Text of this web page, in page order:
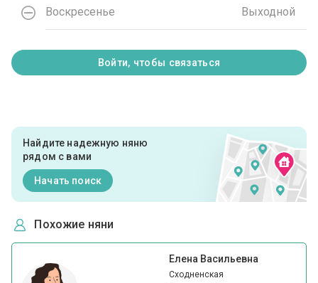
Воскресенье Выходной
Войти, чтобы связаться
Найдите надежную няню
рядом с вами
Начать поиск
Похожие няни
Елена Васильевна
Сходненская